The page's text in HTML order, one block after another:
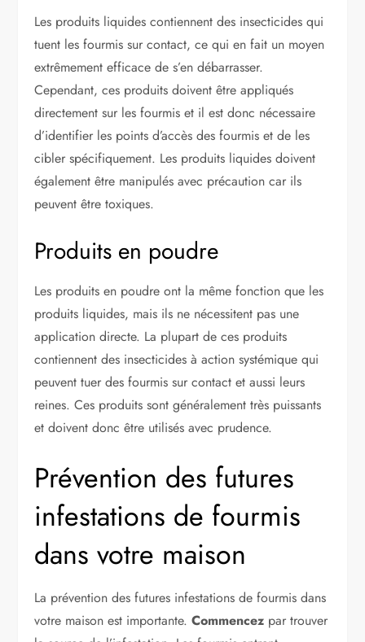
Les produits liquides contiennent des insecticides qui
tuent les fourmis sur contact, ce qui en fait un moyen
extrêmement efficace de s’en débarrasser.
Cependant, ces produits doivent être appliqués
directement sur les fourmis et il est donc nécessaire
d’identifier les points d’accès des fourmis et de les
cibler spécifiquement. Les produits liquides doivent
également être manipulés avec précaution car ils
peuvent être toxiques.
Produits en poudre
Les produits en poudre ont la même fonction que les
produits liquides, mais ils ne nécessitent pas une
application directe. La plupart de ces produits
contiennent des insecticides à action systémique qui
peuvent tuer des fourmis sur contact et aussi leurs
reines. Ces produits sont généralement très puissants
et doivent donc être utilisés avec prudence.
Prévention des futures
infestations de fourmis
dans votre maison
La prévention des futures infestations de fourmis dans
votre maison est importante.Commencez par trouver